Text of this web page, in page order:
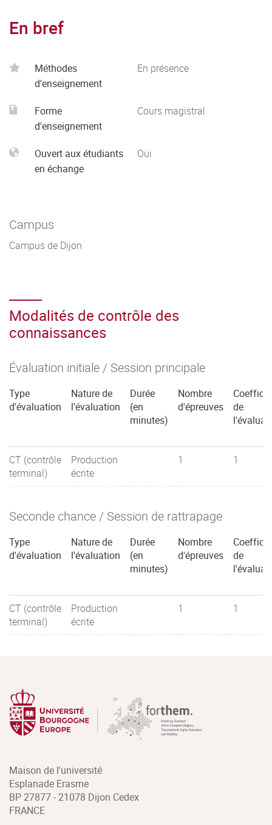
En bref
Méthodes
d'enseignement
En présence
Forme
d'enseignement
Cours magistral
Ouvert aux étudiants
en échange
Oui
Campus
Campus de Dijon
Modalités de contrôle des
connaissances
Évaluation initiale / Session principale
Type
d'évaluation
Nature de
l'évaluation
Durée
(en
minutes)
Nombre
d'épreuves
de
CT (contrôle
terminal)
Production
écrite
1 1
Seconde chance / Session de rattrapage
Type
d'évaluation
Nature de
l'évaluation
Durée
(en
minutes)
Nombre
d'épreuves
de
CT (contrôle
terminal)
Production
écrite
1 1
Maison de l'université
Esplanade Erasme
BP 27877 - 21078 Dijon Cedex
FRANCE